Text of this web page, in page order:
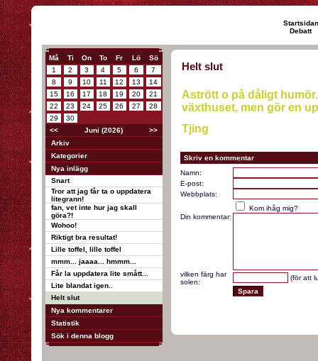
Startsidan
Debatt
Må Ti On To Fr Lö
Sö
1
2 3 4 5 6
7
8
9 10 11 12 13
14
15
16 17 18 19 20
21
22
23 24 25 26 27
28
29
30
<<
Juni (2026)
>>
Arkiv
Kategorier
Nya inlägg
Snart
Tror att jag får ta o uppdatera
litegrann!
fan, vet inte hur jag skall
göra?!
Wohoo!
Riktigt bra resultat!
Lille toffel, lille toffel
mmm... jaaaa... hmmm...
Får la uppdatera lite smått...
Lite blandat igen..
Helt slut
Nya kommentarer
Statistik
Sök i denna blogg
Helt slut
Astrött o på dåligt
växthuset, men gör en
Tjing
Skriv en kommentar
Namn:
E-post:
Webbplats:
Kom ihåg mig?
Din kommentar:
vilken färg har
solen:
(för att